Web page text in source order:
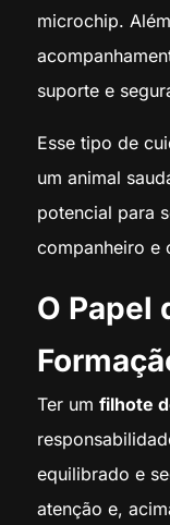
microchip.
suporte e
Esse tipo de
um animal
potencial para
companheiro e
O Papel
Ter um filhote
equilibrado e
atenção e,